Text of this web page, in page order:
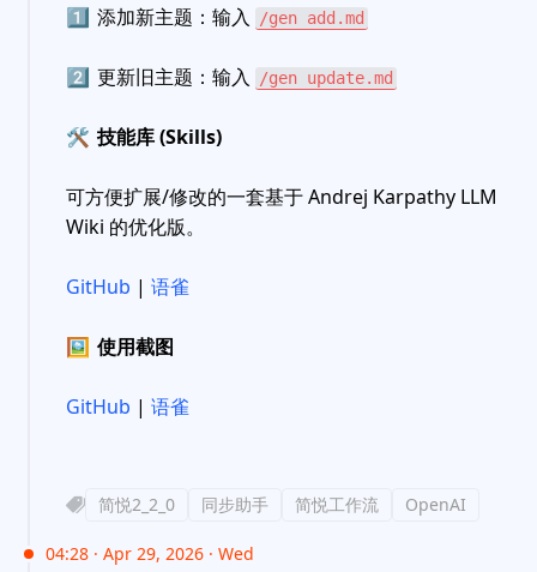
1️⃣ 添加新主题：输入 /gen add.md
2️⃣ 更新旧主题：输入 /gen update.md
🛠 技能库 (Skills)
可方便扩展/修改的一套基于 Andrej Karpathy LLM
Wiki 的优化版。
GitHub | 语雀
🖼 使用截图
GitHub | 语雀
简悦2_2_0 同步助手 简悦工作流 OpenAI
04:28 · Apr 29, 2026 · Wed